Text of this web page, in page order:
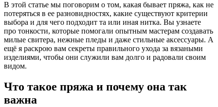
В этой статье мы поговорим о том, какая бывает пряжа, как не
потеряться в ее разновидностях, какие существуют критерии
выбора и для чего подходит та или иная нитка. Вы узнаете
про тонкости, которые помогали опытным мастерам создавать
милые свитера, нежные пледы и даже стильные аксессуары. А
ещё я раскрою вам секреты правильного ухода за вязаными
изделиями, чтобы они служили вам долго и радовали своим
видом.
Что такое пряжа и почему она так
важна